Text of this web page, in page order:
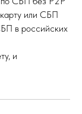
или СБП
в российских
и